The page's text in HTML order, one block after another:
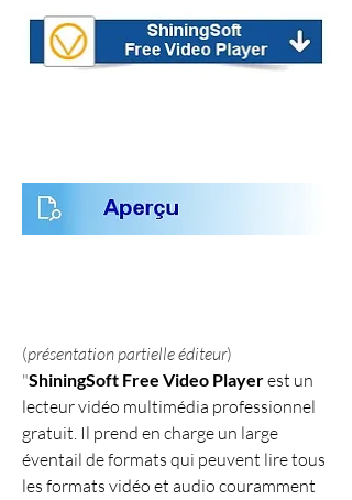
(présentation partielle éditeur)
"ShiningSoft Free Video Player est un
lecteur vidéo multimédia professionnel
gratuit. Il prend en charge un large
éventail de formats qui peuvent lire tous
les formats vidéo et audio couramment